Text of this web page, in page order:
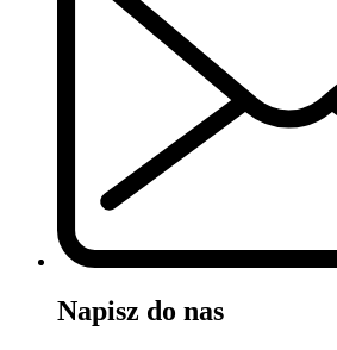
Napisz do nas